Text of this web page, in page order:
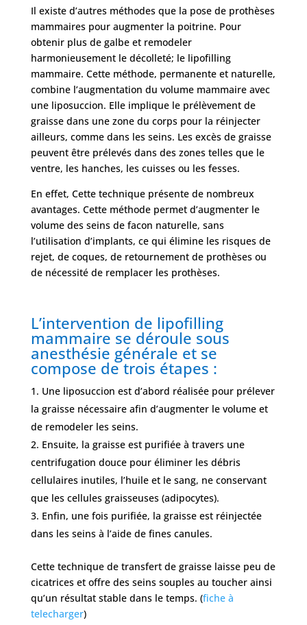
Il existe d’autres méthodes que la pose de prothèses
mammaires pour augmenter la poitrine. Pour
obtenir plus de galbe et remodeler
harmonieusement le décolleté; le lipofilling
mammaire. Cette méthode, permanente et naturelle,
combine l’augmentation du volume mammaire avec
une liposuccion. Elle implique le prélèvement de
graisse dans une zone du corps pour la réinjecter
ailleurs, comme dans les seins. Les excès de graisse
peuvent être prélevés dans des zones telles que le
ventre, les hanches, les cuisses ou les fesses.
En effet, Cette technique présente de nombreux
avantages. Cette méthode permet d’augmenter le
volume des seins de facon naturelle, sans
l’utilisation d’implants, ce qui élimine les risques de
rejet, de coques, de retournement de prothèses ou
de nécessité de remplacer les prothèses.
L’intervention de lipofilling
mammaire se déroule sous
anesthésie générale et se
compose de trois étapes :
Une liposuccion est d’abord réalisée pour prélever
la graisse nécessaire afin d’augmenter le volume et
de remodeler les seins.
Ensuite, la graisse est purifiée à travers une
centrifugation douce pour éliminer les débris
cellulaires inutiles, l’huile et le sang, ne conservant
que les cellules graisseuses (adipocytes).
Enfin, une fois purifiée, la graisse est réinjectée
dans les seins à l’aide de fines canules.
Cette technique de transfert de graisse laisse peu de
cicatrices et offre des seins souples au toucher ainsi
qu’un résultat stable dans le temps. (fiche à
telecharger)